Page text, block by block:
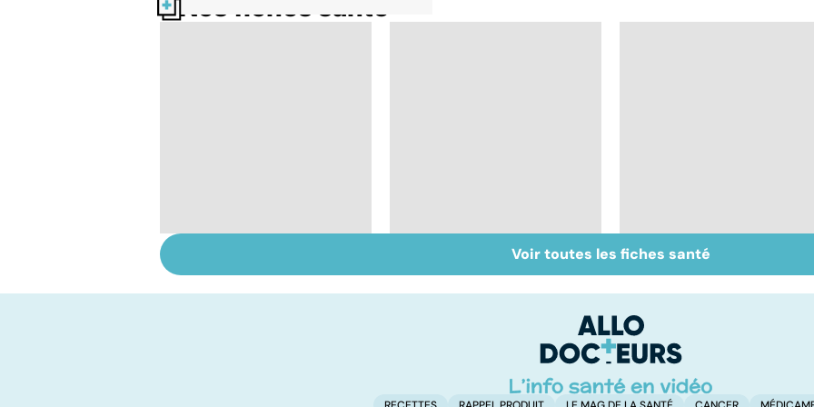
Nos fiches santé
bonnes résolutions
Muscler ses abdos
pour retrouver un
Crampes, déchirures,
élongations... : quand
Voir toutes les fiches santé